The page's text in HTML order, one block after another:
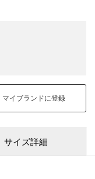
マイブランドに登録
サイズ詳細